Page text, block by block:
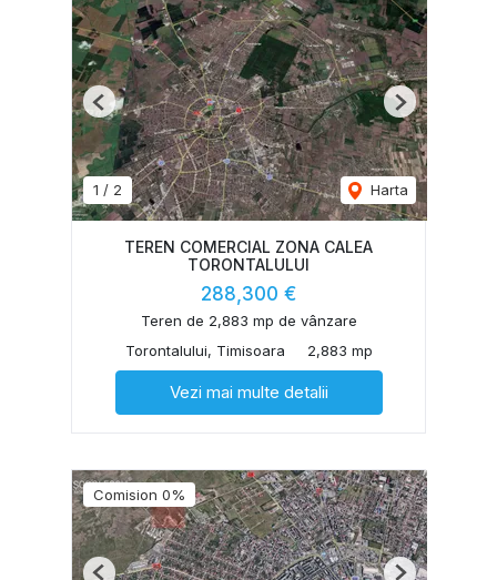
1 / 2 Harta
Previous Next
TEREN COMERCIAL ZONA CALEA
TORONTALULUI
288,300 €
Teren de 2,883 mp de vânzare
Torontalului, Timisoara
2,883 mp
Vezi mai multe detalii
Comision 0%